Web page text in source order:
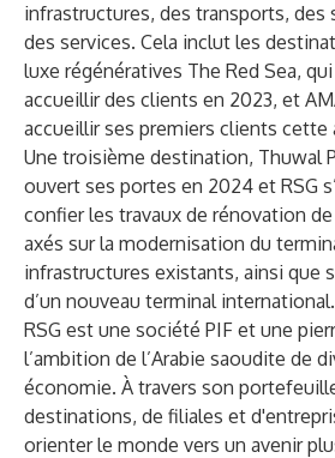
infrastructures, des transports, des
des services. Cela inclut les
luxe régénératives The Red Sea,
accueillir des clients en 2023, et
accueillir ses premiers clients cette
Une troisième destination, Thuwal
ouvert ses portes en 2024 et RSG
confier les travaux de rénovation de
axés sur la modernisation du
infrastructures existants, ainsi que
d’un nouveau terminal international.
RSG est une société PIF et une
l’ambition de l’Arabie saoudite de
économie. À travers son
destinations, de filiales et
orienter le monde vers un avenir